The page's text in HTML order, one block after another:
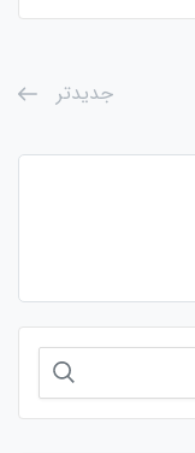
جدیدتر